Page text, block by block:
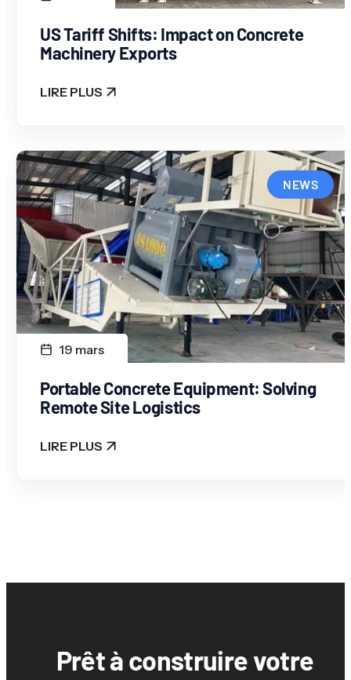
US Tariff Shifts: Impact on Concrete
Machinery Exports
LIRE PLUS
: US TARIFF SHIFTS: IMPACT ON CONCRETE
19 mars
NEWS
Portable Concrete Equipment: Solving
Remote Site Logistics
LIRE PLUS
: PORTABLE CONCRETE EQUIPMENT: SOLVING
Prêt à construire votre